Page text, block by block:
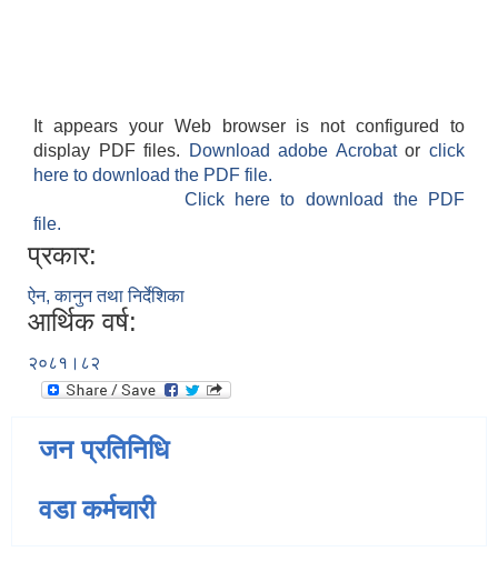
It appears your Web browser is not configured to
display PDF files.
Download adobe Acrobatorclick
here to download the PDF file.
Click here to download the PDF
file.
प्रकार:
ऐन, कानुन तथा निर्देशिका
आर्थिक वर्ष:
२०८१।८२
जन प्रतिनिधि
वडा कर्मचारी